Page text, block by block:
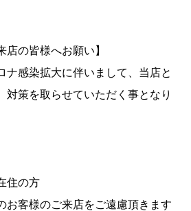
店の皆様へお願い】
ナ感染拡大に伴いまして、当店と
対策を取らせていただく事となり
住の方
お客様のご来店をご遠慮頂きます